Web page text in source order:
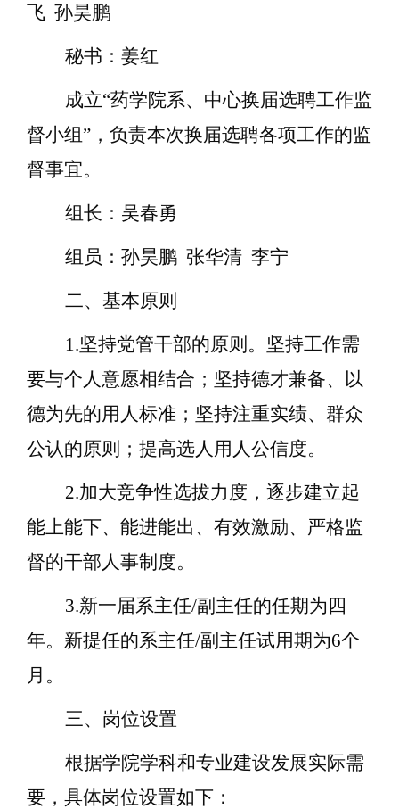
飞 孙昊鹏
秘书：姜红
成立“药学院系、中心换届选聘工作监
督小组” ，负责本次换届选聘各项工作的监
督事宜。
组长：吴春勇
组员：孙昊鹏 张华清 李宁
二、基本原则
1.坚持党管干部的原则。坚持工作需
要与个人意愿相结合；坚持德才兼备、以
德为先的用人标准；坚持注重实绩、群众
公认的原则；提高选人用人公信度。
2.加大竞争性选拔力度，逐步建立起
能上能下、能进能出、有效激励、严格监
督的干部人事制度。
3.新一届系主任/副主任的任期为四
年。新提任的系主任/副主任试用期为6个
月。
三、岗位设置
根据学院学科和专业建设发展实际需
要，具体岗位设置如下：